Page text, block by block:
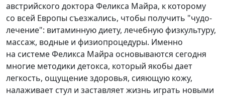
австрийского доктора Феликса Майра, к которому
со всей Европы съезжались, чтобы получить "чудо-
лечение": витаминную диету, лечебную физкультуру,
массаж, водные и физиопроцедуры. Именно
на системе Феликса Майра основываются сегодня
многие методики детокса, который якобы дает
легкость, ощущение здоровья, сияющую кожу,
налаживает стул и заставляет жизнь играть новыми